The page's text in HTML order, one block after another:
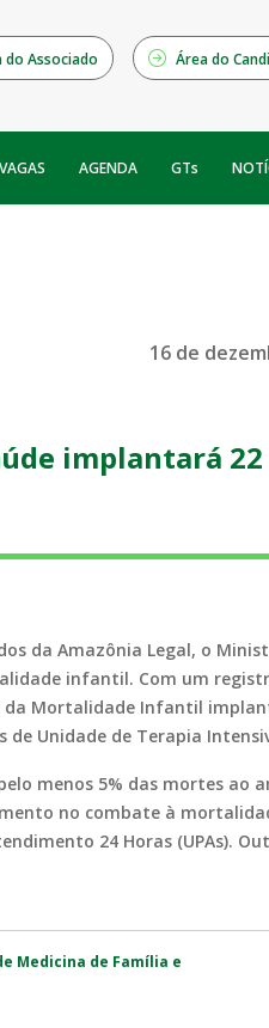
do Associado Área do
VAGAS AGENDA GTs
16 de
implantará 22
da Amazônia Legal, o
infantil. Com um
da Mortalidade Infantil
de Unidade de Terapia
menos 5% das mortes ao
no combate à
24 Horas (UPAs).
Medicina de Família e